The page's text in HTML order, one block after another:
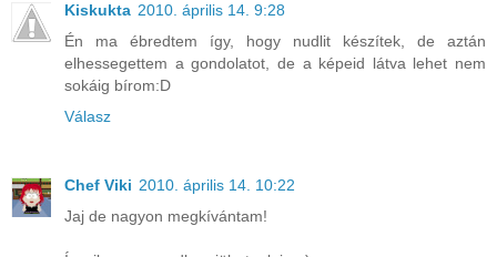
Kiskukta 2010. április 14. 9:28
Én ma ébredtem így, hogy nudlit készítek, de aztán
elhessegettem a gondolatot, de a képeid látva lehet nem
sokáig bírom:D
Válasz
Chef Viki 2010. április 14. 10:22
Jaj de nagyon megkívántam!